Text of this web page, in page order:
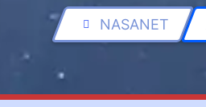
NASANET